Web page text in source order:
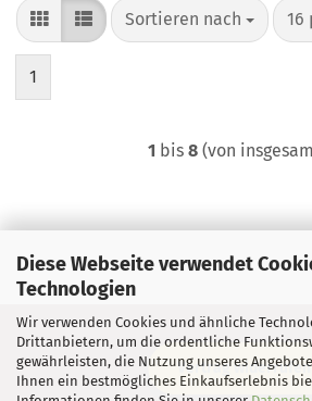
Diese Webseite verwendet
Technologien
Wir verwenden Cookies und ähnliche
Drittanbietern, um die ordentliche
gewährleisten, die Nutzung unseres
Ihnen ein bestmögliches Einkaufserlebnis
Sortieren nach
Sortieren nach 16
1
1 bis 8(von
Vertrag widerrufen